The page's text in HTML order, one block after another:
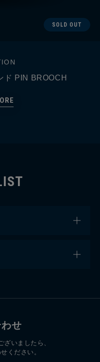
SOLD OUT
ド PIN BROOCH
せ
ざいましたら、
ください。